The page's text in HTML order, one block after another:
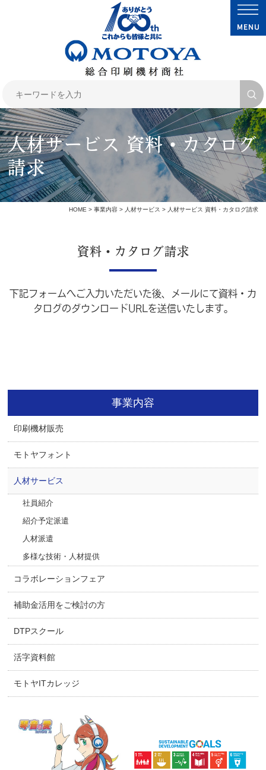
人材サービス 資料・カタログ
請求
HOME> 事業内容> 人材サービス > 人材サービス 資料・カタログ請求
資料・カタログ請求
下記フォームへご入力いただいた後、メールにて資料・カ
タログのダウンロードURLを送信いたします。
事業内容
印刷機材販売
モトヤフォント
人材サービス
社員紹介
紹介予定派遣
人材派遣
多様な技術・人材提供
コラボレーションフェア
補助金活用をご検討の方
DTPスクール
活字資料館
モトヤITカレッジ